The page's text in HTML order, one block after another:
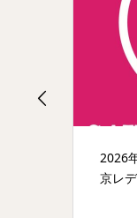
2026
京レ